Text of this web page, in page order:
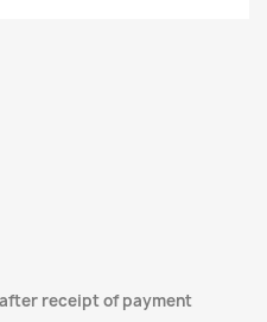
receipt of payment